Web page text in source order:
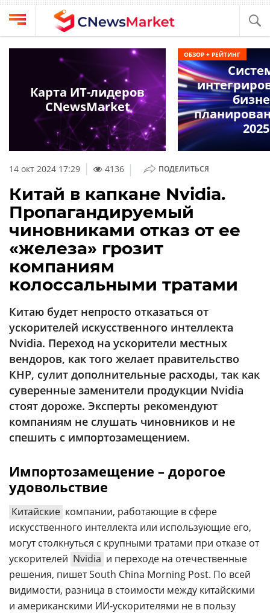
Выбрать
провайдера
Компании
обзоры
кабинет
проекте
CNews
Аналитика
Техника
ТВ
Об
издании
Реклама
Вакансии
Max
Telegram
Дзен
VK
CNews
Конференции
Техника
14 окт 2024 17:29 4136 | ПОДЕЛИТЬСЯ
Китай в капкане Nvidia.
Пропагандируемый
чиновниками отказ от ее
«железа» грозит
компаниям
колоссальными тратами
Китаю будет непросто отказаться от
ускорителей искусственного интеллекта
Nvidia. Переход на ускорители местных
вендоров, как того желает правительство
КНР, сулит дополнительные расходы, так как
суверенные заменители продукции Nvidia
стоят дороже. Эксперты рекомендуют
компаниям не слушать чиновников и не
спешить с импортозамещением.
Импортозамещение – дорогое
удовольствие
Китайские компании, работающие в сфере
искусственного интеллекта или использующие его,
могут столкнуться с крупными тратами при отказе от
ускорителей Nvidia и переходе на отечественные
решения, пишет South China Morning Post. По всей
видимости, разница в стоимости между китайскими
и американскими ИИ-ускорителями не в пользу
Карта ИТ-лидеров
CNewsMarket
2025
ОБЗОР + РЕЙТИНГ